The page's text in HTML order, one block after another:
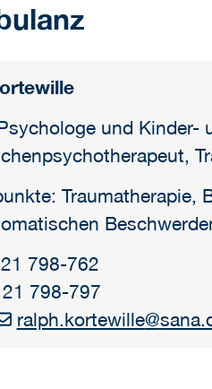
und Kinder-
Traumatherapie,
798-762
798-797
ralph.kortewille@